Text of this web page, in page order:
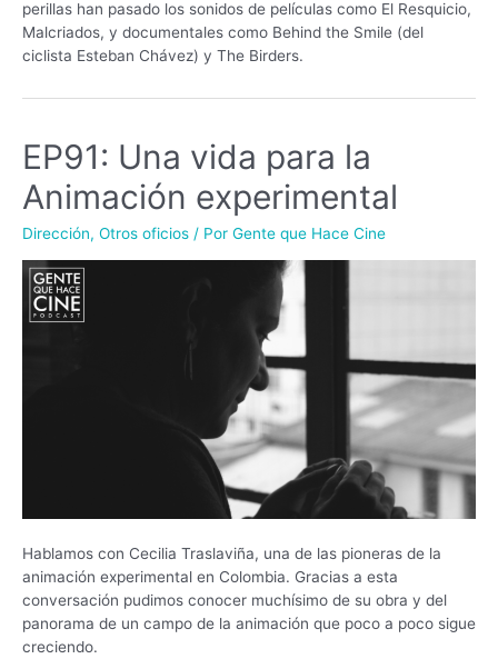
perillas han pasado los sonidos de películas como El Resquicio,
Malcriados, y documentales como Behind the Smile (del
ciclista Esteban Chávez) y The Birders.
EP91: Una vida para la
Animación experimental
Dirección, Otros oficios / Por Gente que Hace Cine
Hablamos con Cecilia Traslaviña, una de las pioneras de la
animación experimental en Colombia. Gracias a esta
conversación pudimos conocer muchísimo de su obra y del
panorama de un campo de la animación que poco a poco sigue
creciendo.